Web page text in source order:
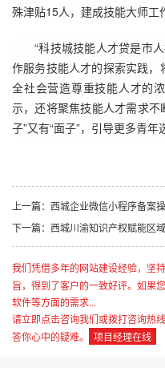
殊津贴15人，建成技能大师工
“科技城技能人才贷是市
作服务技能人才的探索实践，
全社会营造尊重技能人才的
示，还将聚焦技能人才需求
子”又有“面子”，引导更多青年
上一篇：西城企业微信小程序备案
下一篇：西城川渝知识产权赋能区
我们凭借多年的网站建设经验，坚
旨，得到了客户的一致好评。如果
软件等方面的需求...
请立即点击咨询我们或拨打咨询热线
答你心中的疑难。
项目经理在线